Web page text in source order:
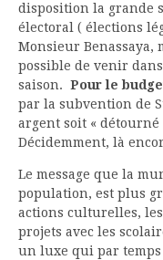
disposition la grande
électoral ( élections
Monsieur Benassaya,
possible de venir
saison. Pour le
par la subvention de
argent soit « détourné
Décidemment, là
Le message que la
population, est plus
actions culturelles,
projets avec les
un luxe qui par temps